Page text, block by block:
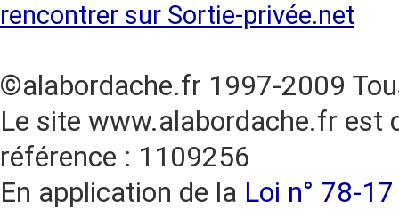
rencontrer sur Sortie-privée.net
©alabordache.fr 1997-2009
Le site www.alabordache.fr est
référence : 1109256
En application de la Loi n° 78-